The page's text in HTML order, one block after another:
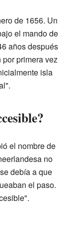
de 1656. Un
el mando de
años después
primera vez
isla
el nombre de
no
debía a que
el paso.